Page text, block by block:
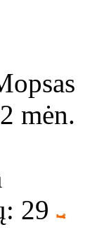
mėn.
29